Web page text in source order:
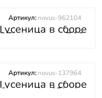
Гусеница в сборе
37L звеньев 510
Артикул: novus-962104
Гусеница в сборе
болотная 42L
Артикул: novus-137964